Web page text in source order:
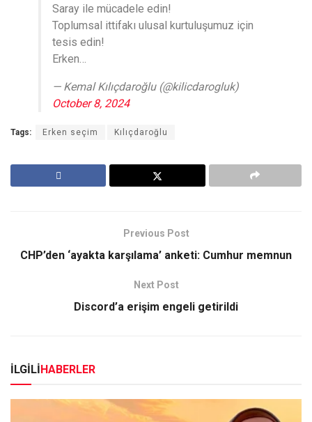
Saray ile mücadele edin!
Toplumsal ittifakı ulusal kurtuluşumuz için
tesis edin!
Erken…
— Kemal Kılıçdaroğlu (@kilicdarogluk)
October 8, 2024
Tags: Erken seçim Kılıçdaroğlu
Previous Post
CHP’den ‘ayakta karşılama’ anketi: Cumhur memnun
Next Post
Discord’a erişim engeli getirildi
İLGİLİHABERLER